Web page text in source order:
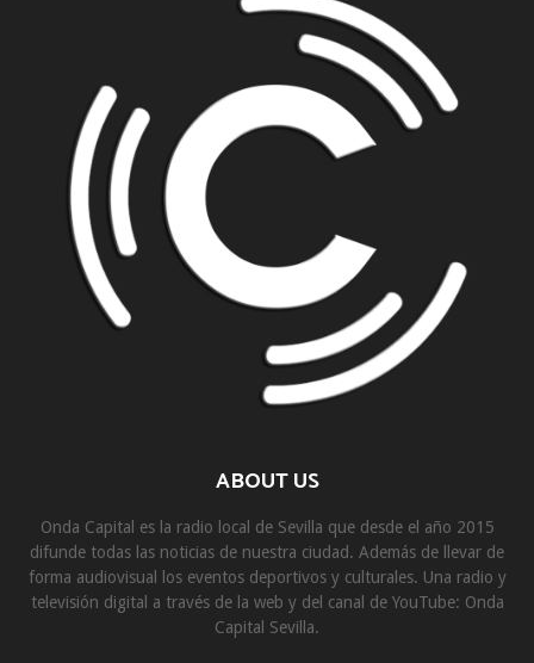
ABOUT US
Onda Capital es la radio local de Sevilla que desde el año 2015
difunde todas las noticias de nuestra ciudad. Además de llevar de
forma audiovisual los eventos deportivos y culturales. Una radio y
televisión digital a través de la web y del canal de YouTube: Onda
Capital Sevilla.